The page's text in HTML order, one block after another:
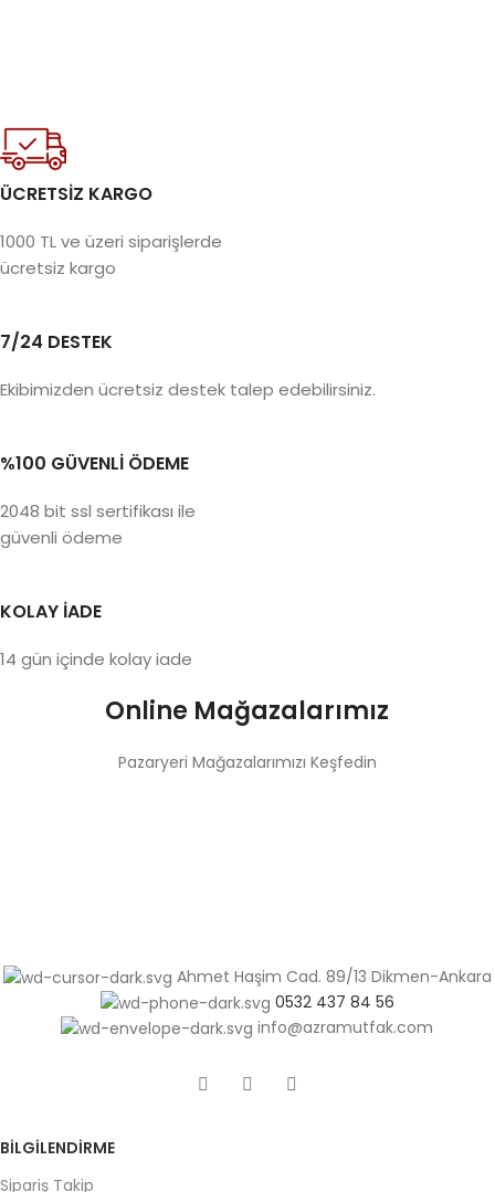
ÜCRETSİZ KARGO
1000 TL ve üzeri siparişlerde
ücretsiz kargo
7/24 DESTEK
Ekibimizden ücretsiz destek talep edebilirsiniz.
%100 GÜVENLİ ÖDEME
2048 bit ssl sertifikası ile
güvenli ödeme
KOLAY İADE
14 gün içinde kolay iade
Online Mağazalarımız
Pazaryeri Mağazalarımızı Keşfedin
Ahmet Haşim Cad. 89/13 Dikmen-Ankara
0532 437 84 56
info@azramutfak.com
BILGILENDIRME
Sipariş Takip